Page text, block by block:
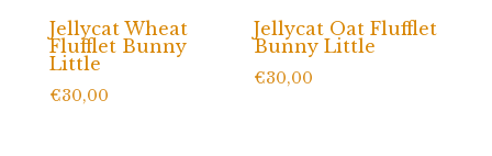
Jellycat Wheat
Flufflet Bunny
Little
€30,00
Jellycat Oat Flufflet
Bunny Little
€30,00